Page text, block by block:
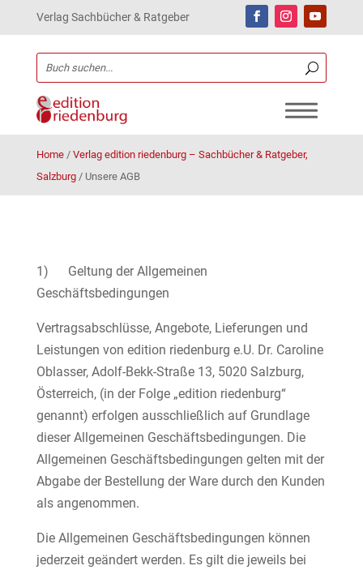
Verlag Sachbücher & Ratgeber
Home/ Verlag edition riedenburg – Sachbücher & Ratgeber,
Salzburg/ Unsere AGB
1) Geltung der Allgemeinen
Geschäftsbedingungen
Vertragsabschlüsse, Angebote, Lieferungen und
Leistungen von edition riedenburg e.U. Dr. Caroline
Oblasser, Adolf-Bekk-Straße 13, 5020 Salzburg,
Österreich, (in der Folge „edition riedenburg“
genannt) erfolgen ausschließlich auf Grundlage
dieser Allgemeinen Geschäftsbedingungen. Die
Allgemeinen Geschäftsbedingungen gelten mit der
Abgabe der Bestellung der Ware durch den Kunden
als angenommen.
Die Allgemeinen Geschäftsbedingungen können
jederzeit geändert werden. Es gilt die jeweils bei